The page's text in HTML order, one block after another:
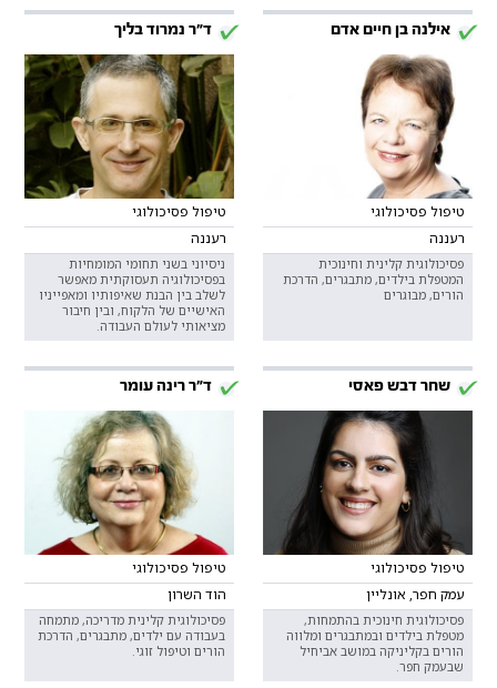
אילנה בן חיים אדם
טיפול פסיכולוגי
רעננה
פסיכולוגית קלינית וחינוכית
המטפלת בילדים, מתבגרים, הדרכת
הורים, מבוגרים
ד"ר נמרוד בליך
טיפול פסיכולוגי
רעננה
ניסיוני בשני תחומי המומחיות
בפסיכולוגיה תעסוקתית מאפשר
לשלב בין הבנת שאיפותיו ומאפייניו
האישיים של הלקוח, ובין חיבור
מציאותי לעולם העבודה.
שחר דבש פאסי
טיפול פסיכולוגי
עמק חפר, אונליין
פסיכולוגית חינוכית בהתמחות,
מטפלת בילדים ובמתבגרים ומלווה
הורים בקליניקה במושב אביחיל
שבעמק חפר.
ד"ר רינה עומר
טיפול פסיכולוגי
הוד השרון
פסיכולוגית קלינית מדריכה, מתמחה
בעבודה עם ילדים, מתבגרים, הדרכת
הורים וטיפול זוגי.